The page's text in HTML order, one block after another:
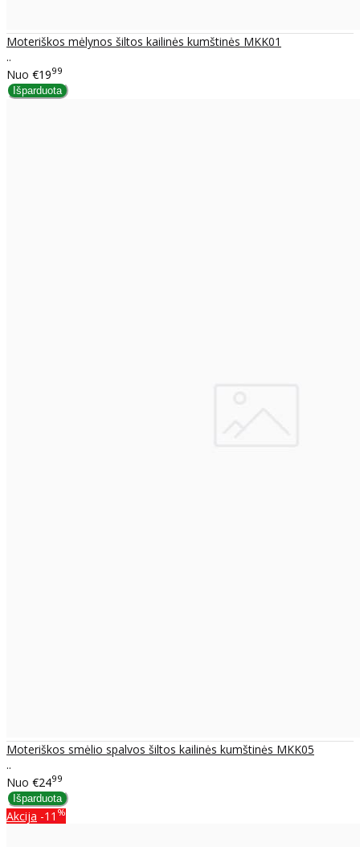
Moteriškos mėlynos šiltos kailinės kumštinės MKK01
..
Nuo €1999
Moteriškos smėlio spalvos šiltos kailinės kumštinės MKK05
..
Nuo €2499
Akcija -11 %